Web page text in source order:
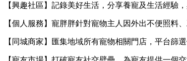
【興趣社區】記錄美好生活，分享養寵及生活經驗
【個人服務】寵胖胖針對寵物主人因外出不便照料
【同城商家】匯集地域所有寵物相關門店，平台篩